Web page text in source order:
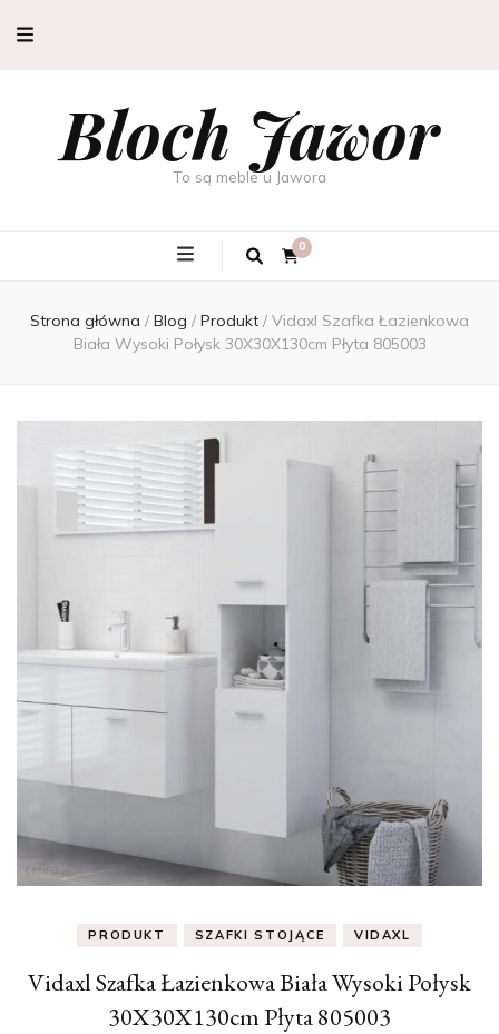
Bloch Jawor
To są meble u Jawora
0
Strona główna / Blog / Produkt / Vidaxl Szafka Łazienkowa
Biała Wysoki Połysk 30X30X130cm Płyta 805003
PRODUKT SZAFKI STOJĄCE VIDAXL
Vidaxl Szafka Łazienkowa Biała Wysoki Połysk
30X30X130cm Płyta 805003